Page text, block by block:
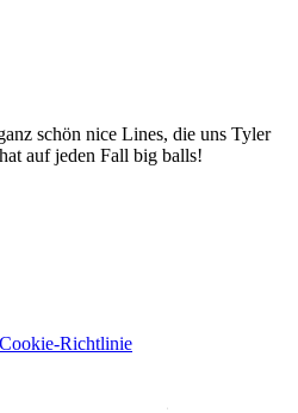
schön nice Lines, die uns Tyler
auf jeden Fall big balls!
Richtlinie